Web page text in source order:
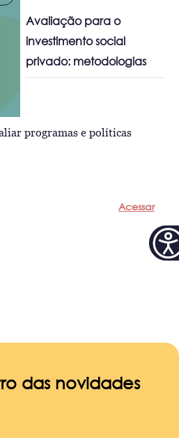
Avaliação para o
investimento social
privado: metodologias
programas e políticas
Acessar
das novidades